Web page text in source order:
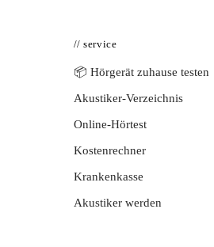
// service
📦 Hörgerät zuhause testen
Akustiker-Verzeichnis
Online-Hörtest
Kostenrechner
Krankenkasse
Akustiker werden